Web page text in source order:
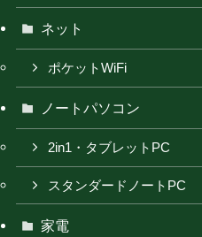
ネット
ポケットWiFi
ノートパソコン
2in1・タブレットPC
スタンダードノートPC
家電